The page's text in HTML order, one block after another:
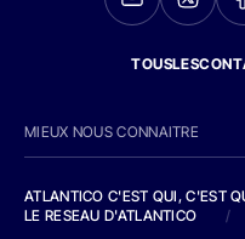
MIEUX NOUS CONNAITRE
ATLANTICO C'EST QUI, C'EST
LE RESEAU D'ATLANTICO
/